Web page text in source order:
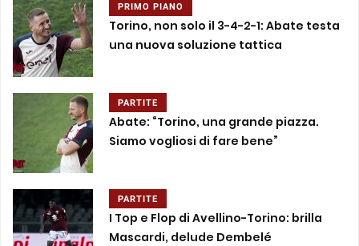
PRIMO PIANO
Torino, non solo il 3-4-2-1: Abate testa
una nuova soluzione tattica
PARTITE
Abate: “Torino, una grande piazza.
Siamo vogliosi di fare bene”
PARTITE
I Top e Flop di Avellino-Torino: brilla
Mascardi, delude Dembelé